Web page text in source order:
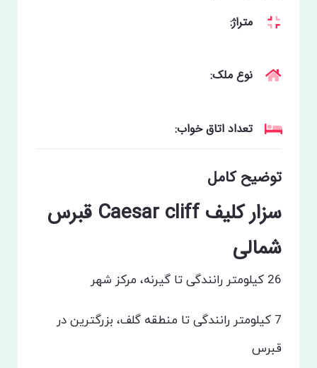
متراژ:
نوع ملک:
تعداد اتاق خواب:
توضیح کامل
سزار کلیف Caesar cliff قبرس
شمالی
26 کیلومتر رانندگی تا گیرنه، مرکز شهر
7 کیلومتر رانندگی تا منطقه گلف، بزرگترین در
قبرس